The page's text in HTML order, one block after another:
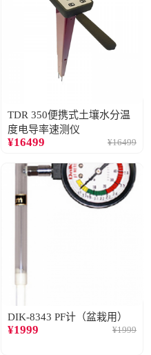
TDR 350便携式土壤水分温
度电导率速测仪
¥16499 ¥16499
DIK-8343 PF计（盆栽用）
¥1999 ¥1999